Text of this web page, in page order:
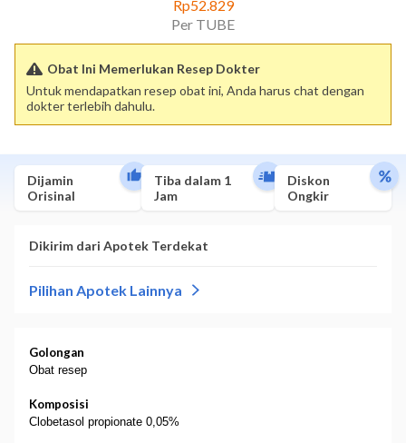
Rp52.829
Per TUBE
Obat Ini Memerlukan Resep Dokter
Untuk mendapatkan resep obat ini, Anda harus chat dengan
dokter terlebih dahulu.
Dijamin
Orisinal
Tiba dalam 1
Jam
Diskon
Ongkir
Golongan
Obat resep
Komposisi
Clobetasol propionate 0,05%